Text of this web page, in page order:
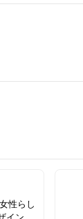
性らし
ンと